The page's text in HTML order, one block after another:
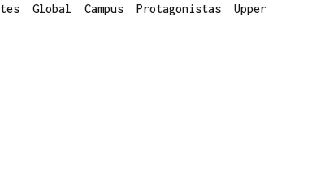
Global Campus Protagonistas Upper